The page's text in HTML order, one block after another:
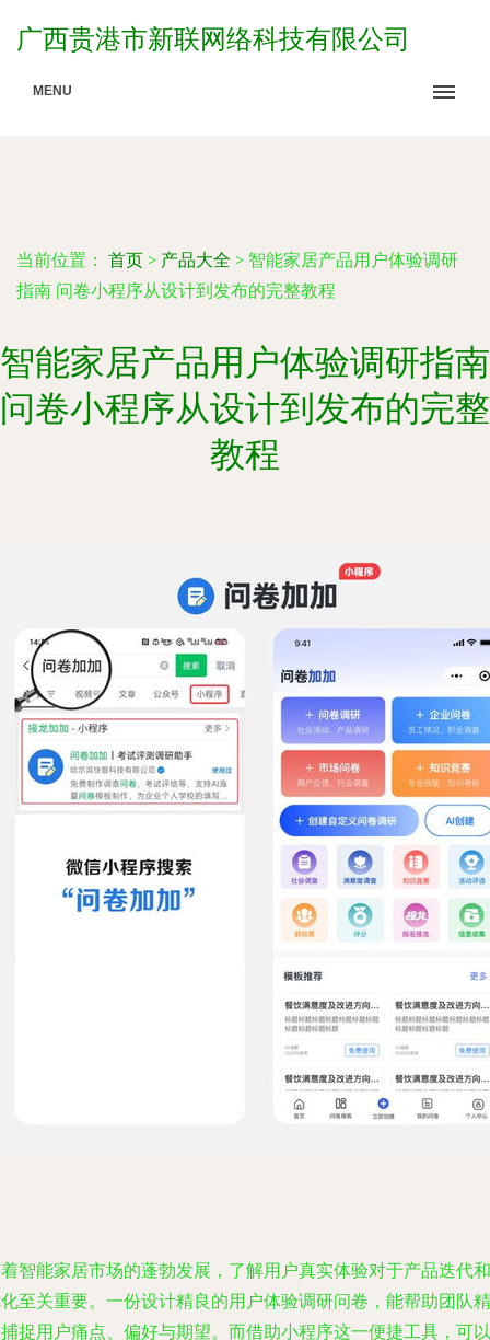
广西贵港市新联网络科技有限公司
MENU
当前位置： 首页 > 产品大全 > 智能家居产品用户体验调研
指南 问卷小程序从设计到发布的完整教程
智能家居产品用户体验调研指南
问卷小程序从设计到发布的完整
教程
智能家居市场的蓬勃发展，了解用户真实体验对于产品迭代和
至关重要。一份设计精良的用户体验调研问卷，能帮助团队精
捉用户痛点、偏好与期望。而借助小程序这一便捷工具，可以